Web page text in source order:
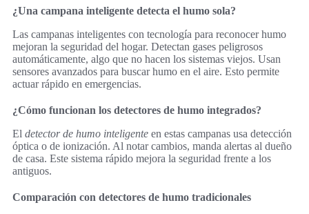
¿Una campana inteligente detecta el humo sola?
Las campanas inteligentes con tecnología para reconocer humo
mejoran la seguridad del hogar. Detectan gases peligrosos
automáticamente, algo que no hacen los sistemas viejos. Usan
sensores avanzados para buscar humo en el aire. Esto permite
actuar rápido en emergencias.
¿Cómo funcionan los detectores de humo integrados?
El detector de humo inteligente en estas campanas usa detección
óptica o de ionización. Al notar cambios, manda alertas al dueño
de casa. Este sistema rápido mejora la seguridad frente a los
antiguos.
Comparación con detectores de humo tradicionales